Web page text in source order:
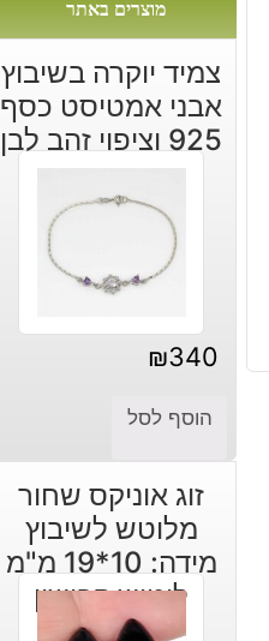
מוצרים באתר
צמיד יוקרה בשיבוץ
אבני אמטיסט כסף
925 וציפוי זהב לבן
₪340
הוסף לסל
זוג אוניקס שחור
מלוטש לשיבוץ
מידה: 10*19 מ"מ
ליטוש קבושון